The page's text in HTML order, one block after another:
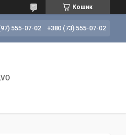
Кошик
555-07-02 +380 (73) 555-07-02